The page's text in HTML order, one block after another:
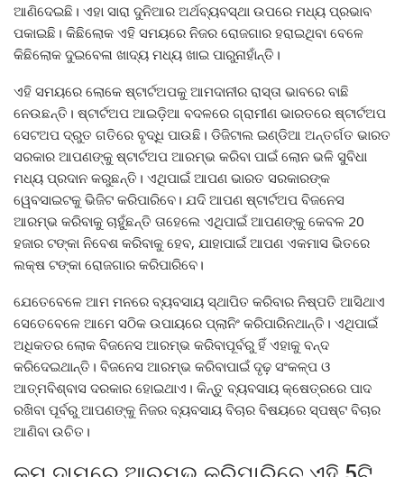
ଆଣିଦେଇଛି। ଏହା ସାରା ଦୁନିଆର ଅର୍ଥବ୍ୟବସ୍ଥା ଉପରେ ମଧ୍ୟ ପ୍ରଭାବ
ପକାଇଛି। କିଛିଲୋକ ଏହି ସମୟରେ ନିଜର ରୋଜଗାର ହରାଇଥିବା ବେଳେ
କିଛିଲୋକ ଦୁଇବେଳା ଖାଦ୍ୟ ମଧ୍ୟ ଖାଇ ପାରୁନାହାଁନ୍ତି।
ଏହି ସମୟରେ ଲୋକେ ଷ୍ଟାର୍ଟଅପକୁ ଆମଦାନୀର ରାସ୍ତା ଭାବରେ ବାଛି
ନେଉଛନ୍ତି। ଷ୍ଟାର୍ଟଅପ ଆଇଡ଼ିଆ ବଦଳରେ ଗ୍ରାମୀଣ ଭାରତରେ ଷ୍ଟାର୍ଟଅପ
ସେଟଅପ ଦ୍ରୁତ ଗତିରେ ବୃଦ୍ଧି ପାଉଛି। ଡିଜିଟାଲ ଇଣ୍ଡିଆ ଅନ୍ତର୍ଗତ ଭାରତ
ସରକାର ଆପଣଙ୍କୁ ଷ୍ଟାର୍ଟଅପ ଆରମ୍ଭ କରିବା ପାଇଁ ଲୋନ ଭଳି ସୁବିଧା
ମଧ୍ୟ ପ୍ରଦାନ କରୁଛନ୍ତି। ଏଥିପାଇଁ ଆପଣ ଭାରତ ସରକାରଙ୍କ
ୱେବସାଇଟକୁ ଭିଜିଟ କରିପାରିବେ। ଯଦି ଆପଣ ଷ୍ଟାର୍ଟଅପ ବିଜନେସ
ଆରମ୍ଭ କରିବାକୁ ଚାହୁଁଛନ୍ତି ତାହେଲେ ଏଥିପାଇଁ ଆପଣଙ୍କୁ କେବଳ 20
ହଜାର ଟଙ୍କା ନିବେଶ କରିବାକୁ ହେବ, ଯାହାପାଇଁ ଆପଣ ଏକମାସ ଭିତରେ
ଲକ୍ଷ ଟଙ୍କା ରୋଜଗାର କରିପାରିବେ।
ଯେତେବେଳେ ଆମ ମନରେ ବ୍ୟବସାୟ ସ୍ଥାପିତ କରିବାର ନିଷ୍ପତି ଆସିଥାଏ
ସେତେବେଳେ ଆମେ ସଠିକ ଉପାୟରେ ପ୍ଲାନିଂ କରିପାରିନଥାନ୍ତି। ଏଥିପାଇଁ
ଅଧିକତର ଲୋକ ବିଜନେସ ଆରମ୍ଭ କରିବାପୂର୍ବରୁ ହିଁ ଏହାକୁ ବନ୍ଦ
କରିଦେଇଥାନ୍ତି। ବିଜନେସ ଆରମ୍ଭ କରିବାପାଇଁ ଦୃଢ଼ ସଂକଳ୍ପ ଓ
ଆତ୍ମବିଶ୍ବାସ ଦରକାର ହୋଇଥାଏ। କିନ୍ତୁ ବ୍ୟବସାୟ କ୍ଷେତ୍ରରେ ପାଦ
ରଖିବା ପୂର୍ବରୁ ଆପଣଙ୍କୁ ନିଜର ବ୍ୟବସାୟ ବିଚାର ବିଷୟରେ ସ୍ପଷ୍ଟ ବିଚାର
ଆଣିବା ଉଚିତ।